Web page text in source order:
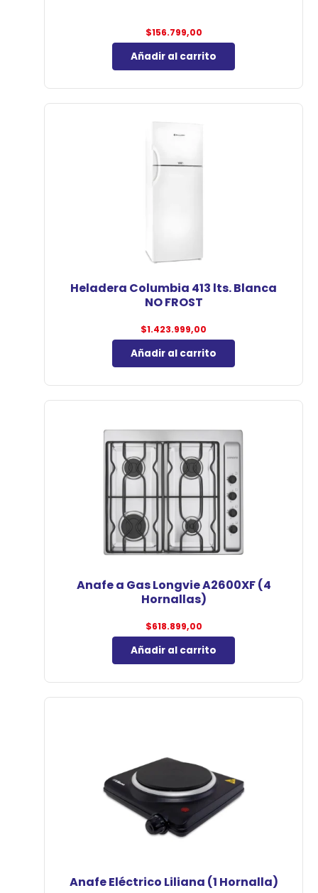
$156.799,00
Añadir al carrito
Heladera Columbia 413 lts. Blanca
NO FROST
$1.423.999,00
Añadir al carrito
Anafe a Gas Longvie A2600XF (4
Hornallas)
$618.899,00
Añadir al carrito
Anafe Eléctrico Liliana (1 Hornalla)